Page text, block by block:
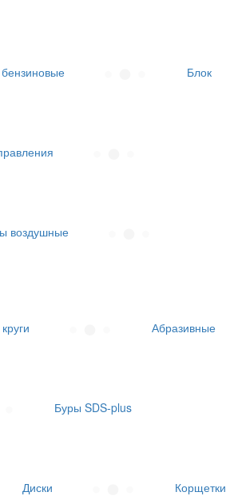
Блок
воздушные
Абразивные
Буры SDS-plus
Диски Корщетки